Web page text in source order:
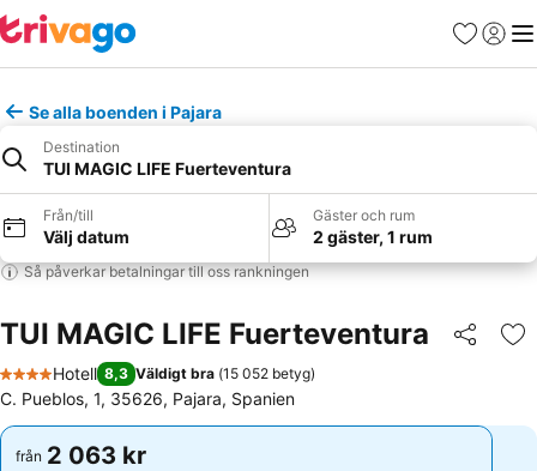
Favoriter
Logga
Se alla boenden i Pajara
Destination
TUI MAGIC LIFE Fuerteventura
Från/till
Välj datum
Gäster och rum
2 gäster, 1 rum
Så påverkar betalningar till oss rankningen
TUI MAGIC LIFE Fuerteventura Dela
4 Stjärnor
Hotell 8,3 Väldigt bra (15 052 betyg)
C. Pueblos, 1, 35626, Pajara, Spanien
från 2 063 kr
från 2 063 kr